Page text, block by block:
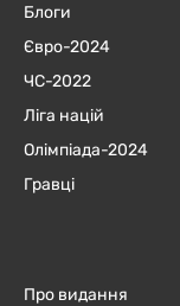
Блоги
Євро-2024
ЧC-2022
Ліга націй
Олімпіада-2024
Гравці
Про видання